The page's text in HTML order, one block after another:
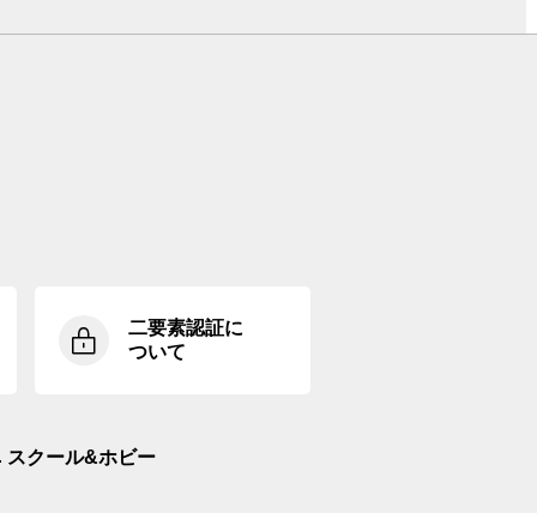
二要素認証に
ついて
スクール&ホビー